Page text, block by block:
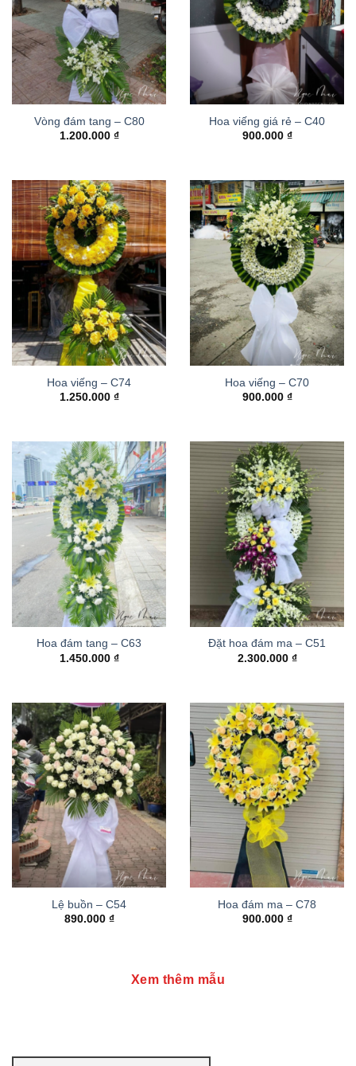
Vòng đám tang – C80
1.200.000 ₫
Hoa viếng giá rẻ – C40
900.000 ₫
Hoa viếng – C74
1.250.000 ₫
Hoa viếng – C70
900.000 ₫
Hoa đám tang – C63
1.450.000 ₫
Đặt hoa đám ma – C51
2.300.000 ₫
Lệ buồn – C54
890.000 ₫
Hoa đám ma – C78
900.000 ₫
Xem thêm mẫu